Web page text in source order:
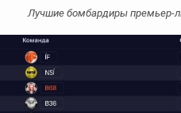
Лучшие бомбардиры премьер-